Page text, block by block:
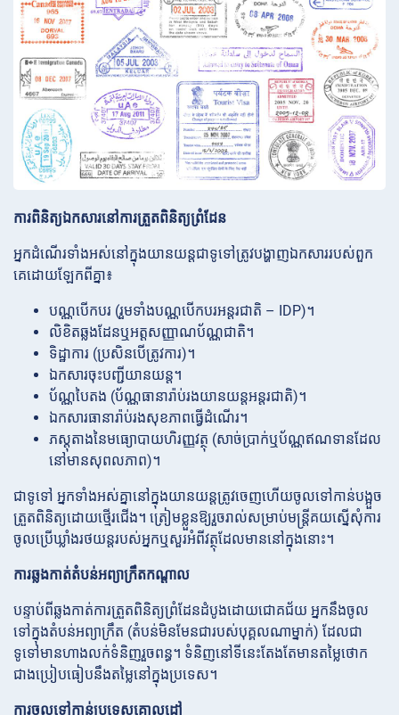
ការពិនិត្យឯកសារនៅការត្រួតពិនិត្យព្រំដែន
អ្នកដំណើរទាំងអស់នៅក្នុងយានយន្តជាទូទៅត្រូវបង្ហាញឯកសាររបស់ពួក
គេដោយឡែកពីគ្នា៖
បណ្ណបើកបរ (រួមទាំងបណ្ណបើកបរអន្តរជាតិ – IDP)។
លិខិតឆ្លងដែនឬអត្តសញ្ញាណប័ណ្ណជាតិ។
ទិដ្ឋាការ (ប្រសិនបើត្រូវការ)។
ឯកសារចុះបញ្ជីយានយន្ត។
ប័ណ្ណបៃតង (ប័ណ្ណធានារ៉ាប់រងយានយន្តអន្តរជាតិ)។
ឯកសារធានារ៉ាប់រងសុខភាពធ្វើដំណើរ។
ភស្តុតាងនៃមធ្យោបាយហិរញ្ញវត្ថុ (សាច់ប្រាក់ឬប័ណ្ណឥណទានដែល
នៅមានសុពលភាព)។
ជាទូទៅ អ្នកទាំងអស់គ្នានៅក្នុងយានយន្តត្រូវចេញហើយចូលទៅកាន់បង្អួច
ត្រួតពិនិត្យដោយថ្មើរជើង។ ត្រៀមខ្លួនឱ្យរួចរាល់សម្រាប់មន្ត្រីគយស្នើសុំការ
ចូលប្រើឃ្លាំងរថយន្តរបស់អ្នកឬសួរអំពីវត្ថុដែលមាននៅក្នុងនោះ។
ការឆ្លងកាត់តំបន់អព្យាក្រឹតកណ្តាល
បន្ទាប់ពីឆ្លងកាត់ការត្រួតពិនិត្យព្រំដែនដំបូងដោយជោគជ័យ អ្នកនឹងចូល
ទៅក្នុងតំបន់អព្យាក្រឹត (តំបន់មិនមែនជារបស់បុគ្គលណាម្នាក់) ដែលជា
ទូទៅមានហាងលក់ទំនិញរួចពន្ធ។ ទំនិញនៅទីនេះតែងតែមានតម្លៃថោក
ជាងប្រៀបធៀបនឹងតម្លៃនៅក្នុងប្រទេស។
ការចូលទៅកាន់ប្រទេសគោលដៅ